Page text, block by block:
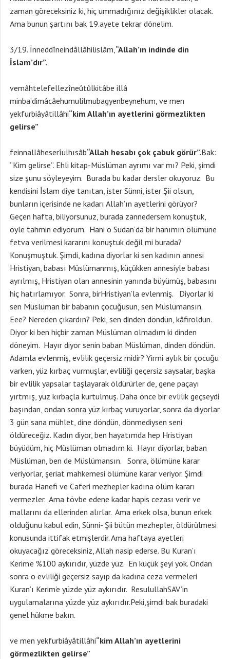
zaman göreceksiniz ki, hiç ummadığınız değişiklikler olacak.
Ama bunun şartını bak 19.ayete tekrar dönelim.
3/19. İnneddîneindâllâhilislâm,“Allah’ın indinde din
İslam’dır”.
vemâhtelefellezîneûtûlkitâbe illâ
minba’dimâcâehumulilmubagyenbeynehum, ve men
yekfurbiâyâtillâhi“kim Allah’ın ayetlerini görmezlikten
gelirse”
feinnallâheserîulhısâb“Allah hesabı çok çabuk görür”.Bak:
“Kim gelirse”. Ehli kitap-Müslüman ayrımı var mı? Peki, şimdi
size şunu söyleyeyim. Burada bu kadar dersler okuyoruz. Bu
kendisini İslam diye tanıtan, ister Sünni, ister Şii olsun,
bunların içerisinde ne kadarı Allah’ın ayetlerini görüyor?
Geçen hafta, biliyorsunuz, burada zannedersem konuştuk,
öyle tahmin ediyorum. Hani o Sudan’da bir hanımın ölümüne
fetva verilmesi kararını konuştuk değil mi burada?
Konuşmuştuk. Şimdi, kadına diyorlar ki sen kadının annesi
Hristiyan, babası Müslümanmış, küçükken annesiyle babası
ayrılmış, Hristiyan olan annesinin yanında büyümüş, babasını
hiç hatırlamıyor. Sonra, birHristiyan’la evlenmiş. Diyorlar ki
sen Müslüman bir babanın çocuğusun, sen Müslümansın.
Eee? Nereden çıkardın? Peki, sen dinden döndün, kâfiroldun.
Diyor ki ben hiçbir zaman Müslüman olmadım ki dinden
döneyim. Hayır diyor senin baban Müslüman, dinden döndün.
Adamla evlenmiş, evlilik geçersiz midir? Yirmi aylık bir çocuğu
varken, yüz kırbaç vurmuşlar, evliliği geçersiz saysalar, başka
bir evlilik yapsalar taşlayarak öldürürler de, gene paçayı
yırtmış, yüz kırbaçla kurtulmuş. Daha önce bir evlilik geçseydi
başından, ondan sonra yüz kırbaç vuruyorlar, sonra da diyorlar
3 gün sana mühlet, dine döndün, dönmediysen seni
öldüreceğiz. Kadın diyor, ben hayatımda hep Hristiyan
büyüdüm, hiç Müslüman olmadım ki. Hayır diyorlar, baban
Müslüman, ben de Müslümansın. Sonra, ölümüne karar
veriyorlar, şeriat mahkemesi ölümüne karar veriyor. Şimdi
burada Hanefi ve Caferi mezhepler kadına ölüm kararı
vermezler. Ama tövbe edene kadar hapis cezası verir ve
mallarını da ellerinden alırlar. Ama erkek olsa, bunun erkek
olduğunu kabul edin, Sünni- Şii bütün mezhepler, öldürülmesi
konusunda ittifak etmişlerdir. Ama haftaya ayetleri
okuyacağız göreceksiniz, Allah nasip ederse. Bu Kuran’ı
Kerim’e %100 aykırıdır, yüzde yüz. En küçük şeyi yok. Ondan
sonra o evliliği geçersiz sayıp da kadına ceza vermeleri
Kuran’ı Kerim’e yüzde yüz aykırıdır. ResulullahSAV’in
uygulamalarına yüzde yüz aykırıdır.Peki,şimdi bak buradaki
genel hükme bakın.
ve men yekfurbiâyâtillâhi“kim Allah’ın ayetlerini
görmezlikten gelirse”